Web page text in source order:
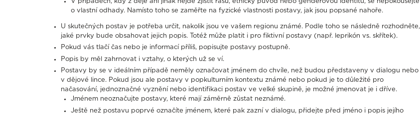
o vlastní odhady. Namísto toho se zaměřte na fyzické vlastnosti postavy, jak jsou popsané nahoře.
U skutečných postav je potřeba určit, nakolik jsou ve vašem regionu známé. Podle toho se následně rozhodněte,
jaké prvky bude obsahovat jejich popis. Totéž může platit i pro fiktivní postavy (např. leprikón vs. skřítek).
Pokud vás tlačí čas nebo je informací příliš, popisujte postavy postupně.
Popis by měl zahrnovat i vztahy, o kterých už se ví.
Postavy by se v ideálním případě neměly označovat jménem do chvíle, než budou představeny v dialogu nebo
v dějové lince. Pokud jsou ale postavy v popkulturním kontextu známé nebo pokud je to důležité pro
načasování, jednoznačné vyznění nebo identifikaci postav ve velké skupině, je možné jmenovat je i dříve.
Jménem neoznačujte postavy, které mají záměrně zůstat neznámé.
Ještě než postavu poprvé označíte jménem, které pak zazní v dialogu, přidejte před jméno i popis jejího